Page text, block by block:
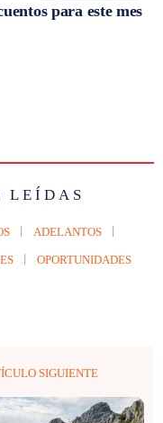
para este mes
LEÍDAS
ADELANTOS
OPORTUNIDADES
SIGUIENTE